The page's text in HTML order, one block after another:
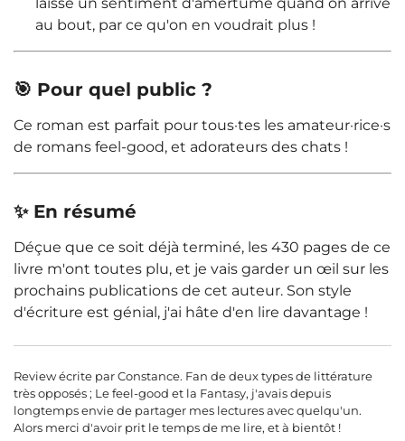
au bout, par ce qu'on en voudrait plus !
🎯 Pour quel public ?
Ce roman est parfait pour tous·tes les amateur·rice·s
de romans feel-good, et adorateurs des chats !
✨ En résumé
Déçue que ce soit déjà terminé, les 430 pages de ce
livre m'ont toutes plu, et je vais garder un œil sur les
prochains publications de cet auteur. Son style
d'écriture est génial, j'ai hâte d'en lire davantage !
Review écrite par Constance. Fan de deux types de littérature
très opposés ; Le feel-good et la Fantasy, j'avais depuis
longtemps envie de partager mes lectures avec quelqu'un.
Alors merci d'avoir prit le temps de me lire, et à bientôt !